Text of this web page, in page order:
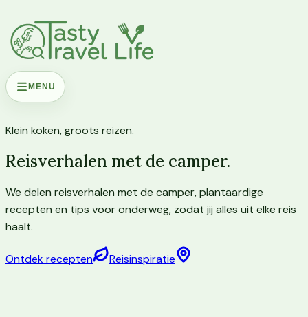
MENU
Klein koken, groots reizen.
Reisverhalen met de camper.
We delen reisverhalen met de camper, plantaardige
recepten en tips voor onderweg, zodat jij alles uit elke reis
haalt.
Ontdek recepten Reisinspiratie